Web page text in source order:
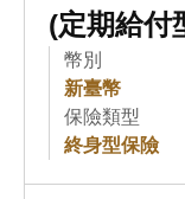
(定期給付
幣別
新臺幣
保險類型
終身型保險